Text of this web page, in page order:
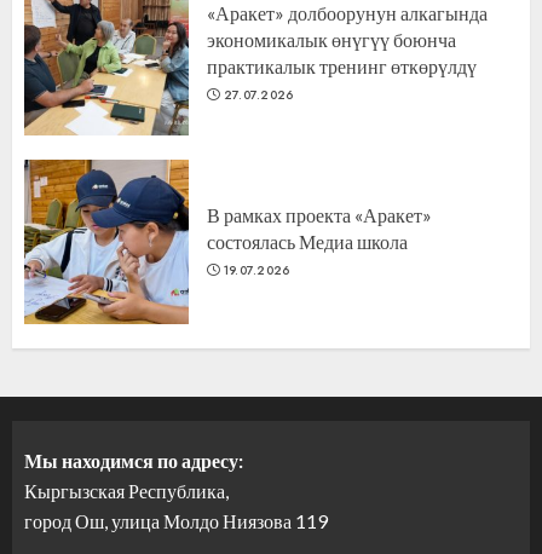
«Аракет» долбоорунун алкагында
экономикалык өнүгүү боюнча
практикалык тренинг өткөрүлдү
27.07.2026
В рамках проекта «Аракет»
состоялась Медиа школа
19.07.2026
Мы находимся по адресу:
Кыргызская Республика,
город Ош, улица Молдо Ниязова 119